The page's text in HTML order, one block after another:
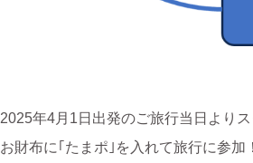
2025年4月1日出発のご旅行当日より
お財布に｢たまポ｣を入れて旅行に参